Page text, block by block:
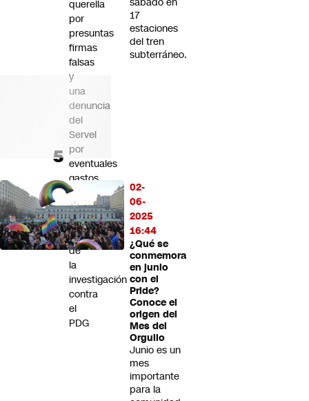
17
estaciones
del tren
subterráneo.
02-
06-
2025
16:44
¿Qué se
conmemora
en junio
con el
Pride?
Conoce el
origen del
Mes del
Orgullo
Junio es un
mes
importante
para la
querella
por
presuntas
firmas
falsas
y
una
denuncia
del
Servel
por
eventuales
gastos
irregulares:
Esto
se
sabe
de
la
investigación
contra
el
PDG